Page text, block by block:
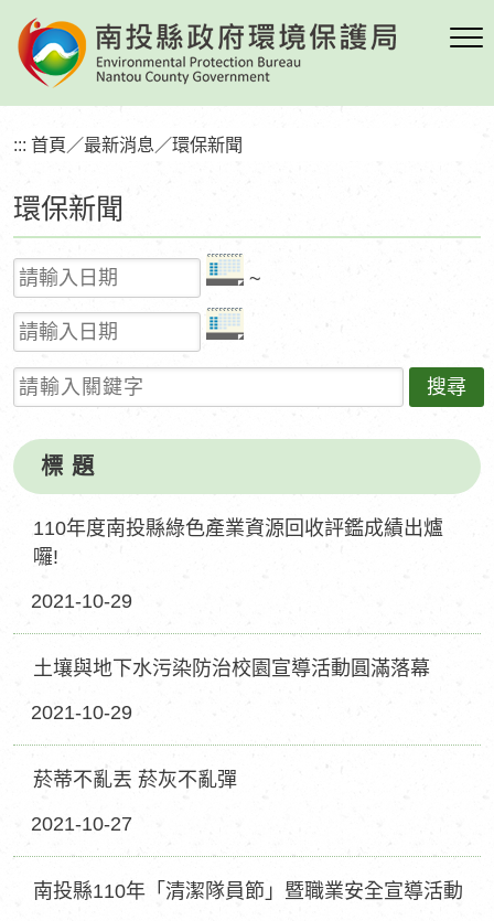
到
要
區
塊環保新聞
::: 首頁 ／最新消息 ／環保新聞
起
始
日
期
~
結
束
日
期
請輸入關鍵字
標 題
110年度南投縣綠色產業資源回收評鑑成績出爐
囉!
2021-10-29
土壤與地下水污染防治校園宣導活動圓滿落幕
2021-10-29
菸蒂不亂丟 菸灰不亂彈
2021-10-27
南投縣110年「清潔隊員節」暨職業安全宣導活動